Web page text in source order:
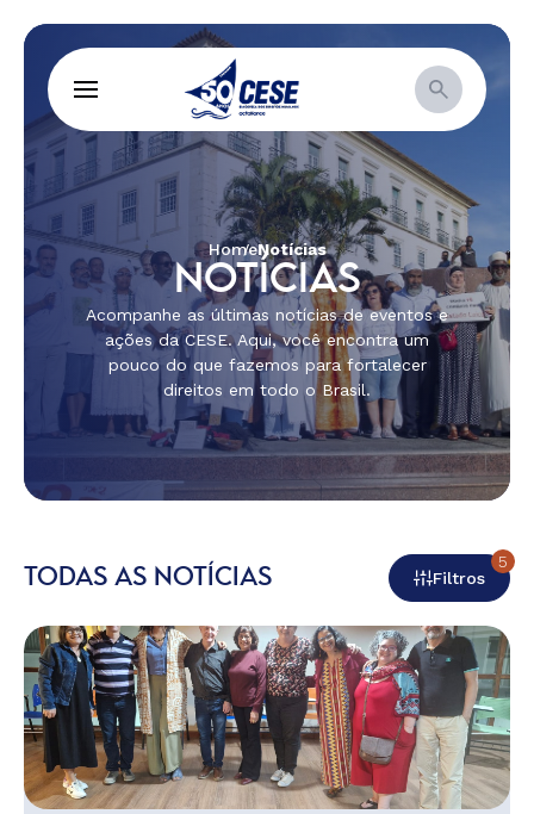
HomeNotícias
NOTÍCIAS
Acompanhe as últimas notícias de eventos e
ações da CESE. Aqui, você encontra um
pouco do que fazemos para fortalecer
direitos em todo o Brasil.
TODAS AS NOTÍCIAS Filtros
5